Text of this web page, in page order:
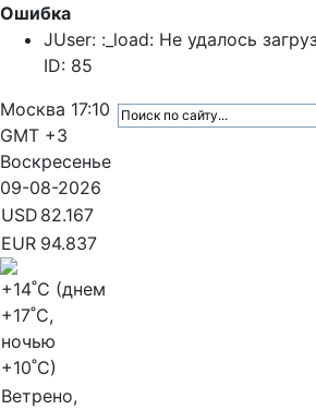
Ошибка
JUser: :_load: Не удалось
ID: 85
Москва 17:10
GMT +3
Воскресенье
09-08-2026
USD 82.167
EUR 94.837
+14˚C (днем
+17˚C,
ночью
+10˚C)
Ветрено,